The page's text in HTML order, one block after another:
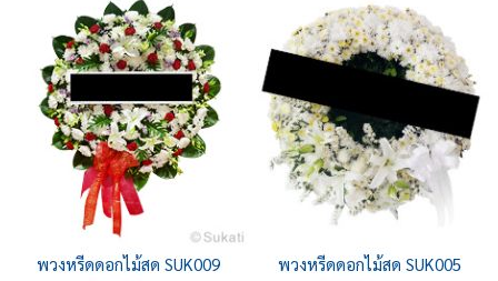
พวงหรีดดอกไม้สด SUK009 พวงหรีดดอกไม้สด SUK005